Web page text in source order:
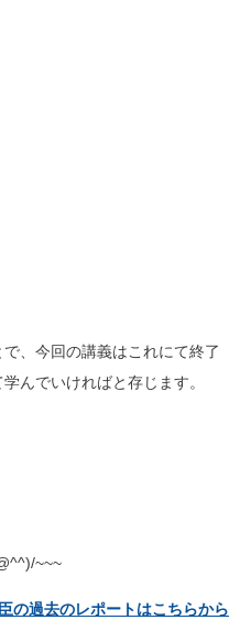
、今回の講義はこれにて終了
んでいければと存じます。
~~~
過去のレポートはこちらから